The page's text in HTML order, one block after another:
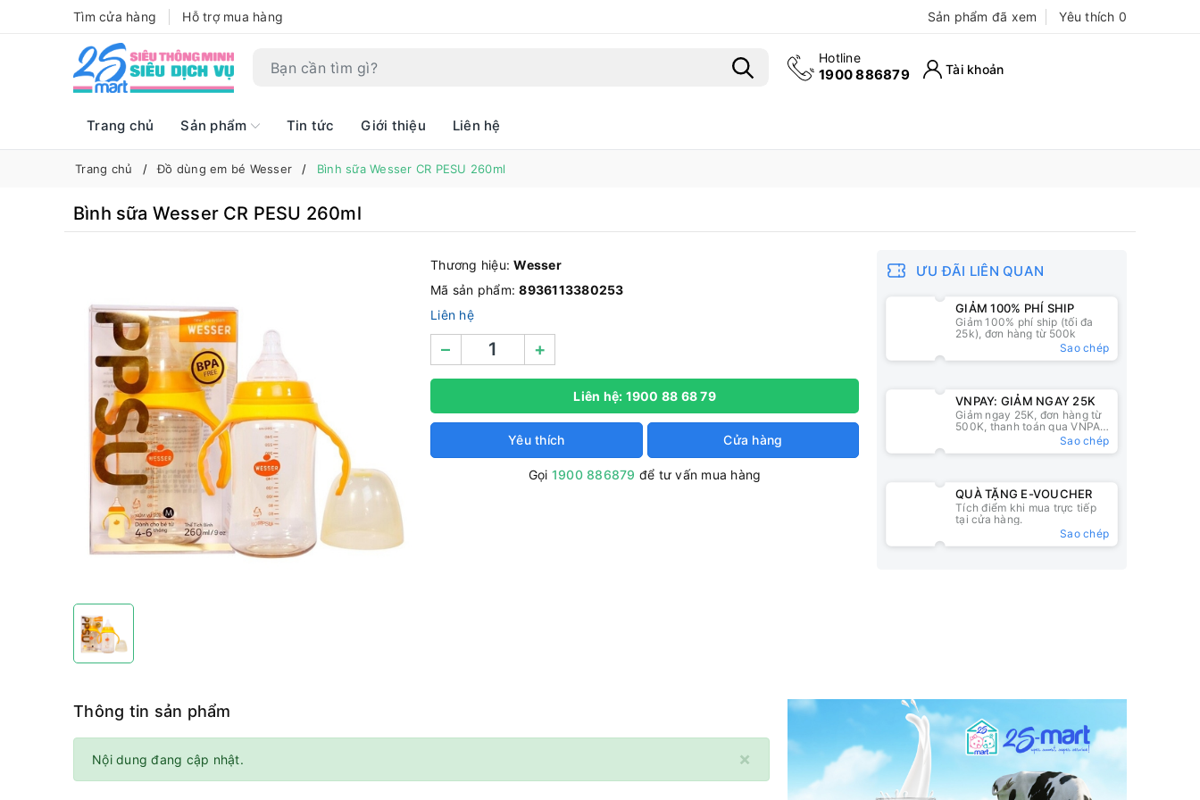
Tìm cửa hàng Hỗ trợ mua hàng Sản phẩm đã xem
Bạn chưa xem sản phẩm nào
Yêu thích 0
Hotline
1900 886879 Tài khoản
Trang chủ Sản phẩm Tin tức Giới thiệu Liên hệ
Trang chủ Đồ dùng em bé Wesser Bình sữa Wesser CR PESU 260ml
Bình sữa Wesser CR PESU 260ml
Thương hiệu:Wesser
Mã sản phẩm:8936113380253
Liên hệ
– +
Liên hệ: 1900 88 68 79
Yêu thích Cửa hàng
Gọi 1900 886879 để tư vấn mua hàng
ƯU ĐÃI LIÊN QUAN
GIẢM 100% PHÍ SHIP
Giảm 100% phí ship (tối đa
25k), đơn hàng từ 500k
Sao chép
VNPAY: GIẢM NGAY 25K
Giảm ngay 25K, đơn hàng từ
500K, thanh toán qua VNPAY
Sao chép
QUÀ TẶNG E-VOUCHER
Tích điểm khi mua trực tiếp
tại cửa hàng.
Sao chép
Thông tin sản phẩm
×
Nội dung đang cập nhật.